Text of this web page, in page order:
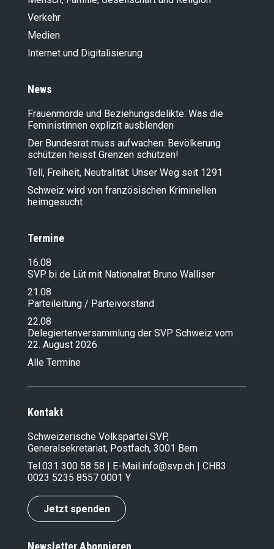
28.03.2024
Teilrevision des AHVG: Anpassung der
Bundesgesetz über
Änderung der Verordnung über die
steuerliche Abzugsberechtigung für
Beiträge an anerkannte
Vorsorgeformen (BVV 3) zur
Einführung von Einkäufen in die Säule
27.02.2024
AHV in die Luft sprengen?
22.02.2024
13. AHV-Rente
Ja zur Renteninitiative – für eine
sichere AHV
Ja zur Renteninitiative – für eine
sichere AHV
13.02.2024
andere als gut!
AHV retten! Nein zur ruinösen 13. AHV-
Schweiz retten! Die SVP-Delegierten
beschliessen Resolution für eine
unabhängige Schweiz gegen den
Unterwerfungsvertrag mit der EU.
Ein Ja zur Renteninitiative ist ein Ja zur
nachhaltigen Sicherung unseres
Rentensystems
Verkehr
Medien
Internet und Digitalisierung
News
Frauenmorde und Beziehungsdelikte: Was die
Feministinnen explizit ausblenden
Der Bundesrat muss aufwachen: Bevölkerung
schützen heisst Grenzen schützen!
Tell, Freiheit, Neutralität: Unser Weg seit 1291
Schweiz wird von französischen Kriminellen
heimgesucht
Termine
16.08
SVP bi de Lüt mit Nationalrat Bruno Walliser
21.08
Parteileitung / Parteivorstand
22.08
Delegiertenversammlung der SVP Schweiz vom
22. August 2026
Alle Termine
Kontakt
Schweizerische Volkspartei SVP,
Generalsekretariat, Postfach, 3001 Bern
Tel.031 300 58 58 | E-Mail:info@svp.ch | CH83
0023 5235 8557 0001 Y
Jetzt spenden
Newsletter Abonnieren